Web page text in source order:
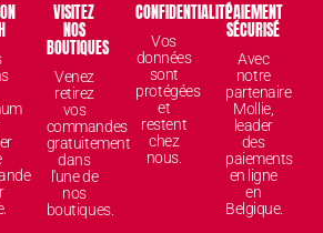
VISITEZ
NOS
BOUTIQUES
Venez
retirez
vos
commandes
gratuitement
dans
l'une de
nos
boutiques.
CONFIDENTIALITÉ
Vos
données
sont
protégées
et
restent
chez
nous.
PAIEMENT
SÉCURISÉ
Avec
notre
partenaire
Mollie,
leader
des
paiements
en ligne
en
Belgique.